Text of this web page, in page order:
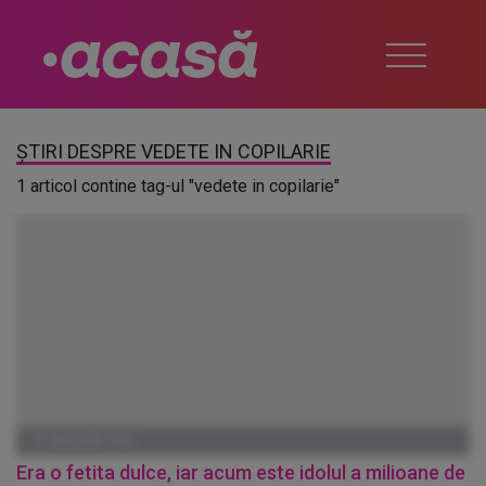
ȘTIRI DESPRE VEDETE IN COPILARIE
1 articol contine tag-ul "vedete in copilarie"
Era o fetita dulce, iar acum este idolul a milioane de